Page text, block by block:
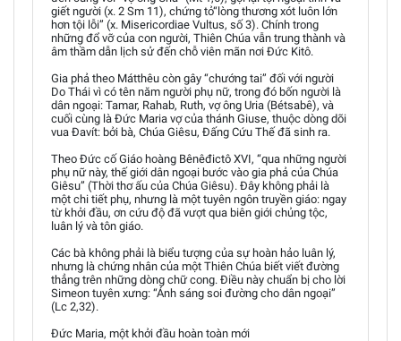
giết người (x. 2 Sm 11), chứng tỏ“lòng thương xót luôn lớn
hơn tội lỗi” (x. Misericordiae Vultus, số 3). Chính trong
những đổ vỡ của con người, Thiên Chúa vẫn trung thành và
âm thầm dẫn lịch sử đến chỗ viên mãn nơi Đức Kitô.
Gia phả theo Mátthêu còn gây “chướng tai” đối với người
Do Thái vì có tên năm người phụ nữ, trong đó bốn người là
dân ngoại: Tamar, Rahab, Ruth, vợ ông Uria (Bétsabê), và
cuối cùng là Đức Maria vợ của thánh Giuse, thuộc dòng dõi
vua Đavít: bởi bà, Chúa Giêsu, Đấng Cứu Thế đã sinh ra.
Theo Đức cố Giáo hoàng Bênêđictô XVI, “qua những người
phụ nữ này, thế giới dân ngoại bước vào gia phả của Chúa
Giêsu” (Thời thơ ấu của Chúa Giêsu). Đây không phải là
một chi tiết phụ, nhưng là một tuyên ngôn truyền giáo: ngay
từ khởi đầu, ơn cứu độ đã vượt qua biên giới chủng tộc,
luân lý và tôn giáo.
Các bà không phải là biểu tượng của sự hoàn hảo luân lý,
nhưng là chứng nhân của một Thiên Chúa biết viết đường
thẳng trên những dòng chữ cong. Điều này chuẩn bị cho lời
Simeon tuyên xưng: “Ánh sáng soi đường cho dân ngoại”
(Lc 2,32).
Đức Maria, một khởi đầu hoàn toàn mới